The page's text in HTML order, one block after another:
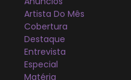
Artista Do Mês
Cobertura
Destaque
Entrevista
Especial
Matéria